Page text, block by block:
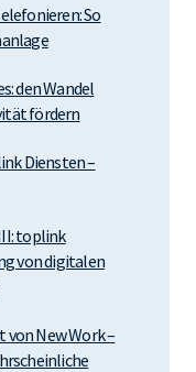
So
den Wandel
fördern
Diensten –
toplink
von digitalen
New Work –